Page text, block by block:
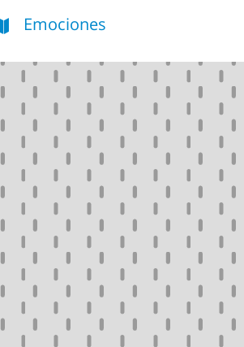
Emociones